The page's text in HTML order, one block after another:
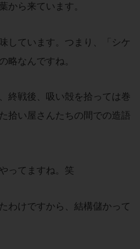
から来ています。
しています。つまり、「シケ
略なんですね。
終戦後、吸い殻を拾っては巻
拾い屋さんたちの間での造語
ってますね。笑
わけですから、結構儲かって